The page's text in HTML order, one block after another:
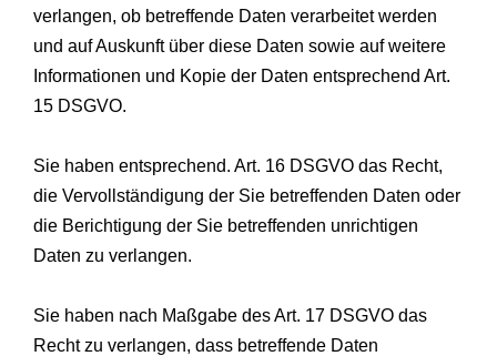
verlangen, ob betreffende Daten verarbeitet werden
und auf Auskunft über diese Daten sowie auf weitere
Informationen und Kopie der Daten entsprechend Art.
15 DSGVO.
Sie haben entsprechend. Art. 16 DSGVO das Recht,
die Vervollständigung der Sie betreffenden Daten oder
die Berichtigung der Sie betreffenden unrichtigen
Daten zu verlangen.
Sie haben nach Maßgabe des Art. 17 DSGVO das
Recht zu verlangen, dass betreffende Daten